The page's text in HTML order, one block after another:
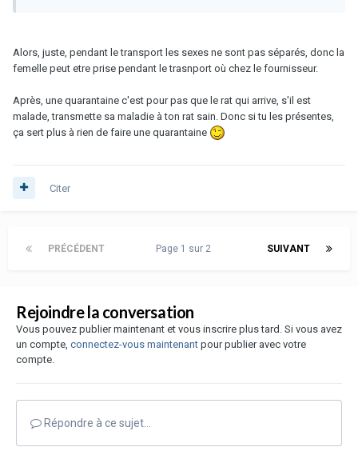
Alors, juste, pendant le transport les sexes ne sont pas séparés, donc la
femelle peut etre prise pendant le trasnport où chez le fournisseur.
Après, une quarantaine c'est pour pas que le rat qui arrive, s'il est
malade, transmette sa maladie à ton rat sain. Donc si tu les présentes,
ça sert plus à rien de faire une quarantaine
Citer
PRÉCÉDENT SUIVANT
Page 1 sur 2
Rejoindre la conversation
Vous pouvez publier maintenant et vous inscrire plus tard. Si vous avez
un compte, connectez-vous maintenant pour publier avec votre
compte.
Répondre à ce sujet…